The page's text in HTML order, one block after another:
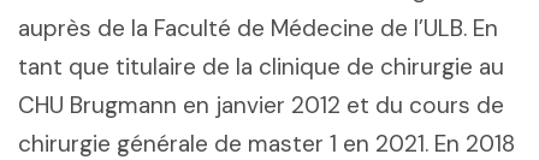
auprès de la Faculté de Médecine de l’ULB. En
tant que titulaire de la clinique de chirurgie au
CHU Brugmann en janvier 2012 et du cours de
chirurgie générale de master 1 en 2021. En 2018